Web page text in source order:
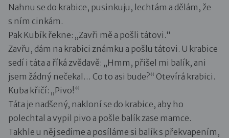
Nahnu se do krabice, pusinkuju, lechtám a dělám, že
s ním cinkám.
Pak Kubík řekne: „Zavři mě a pošli tátovi.“
Zavřu, dám na krabici známku a pošlu tátovi. U krabice
sedí i táta a říká zvědavě: „Hmm, přišel mi balík, ani
jsem žádný nečekal… Co to asi bude?“ Otevírá krabici.
Kuba křičí: „Pivo!“
Táta je nadšený, nakloní se do krabice, aby ho
polechtal a vypil pivo a pošle balík zase mamce.
Takhle u něj sedíme a posíláme si balík s překvapením,